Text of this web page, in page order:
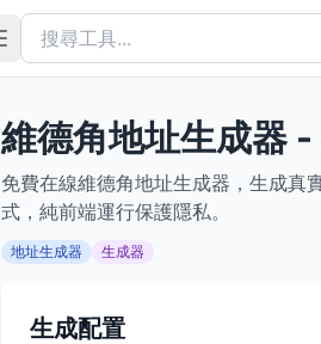
維德角地址生成器
免費在線維德角地址生成器，生成真
式，純前端運行保護隱私。
地址生成器 生成器
生成配置